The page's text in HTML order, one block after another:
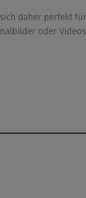
daher perfekt für
oder Videos